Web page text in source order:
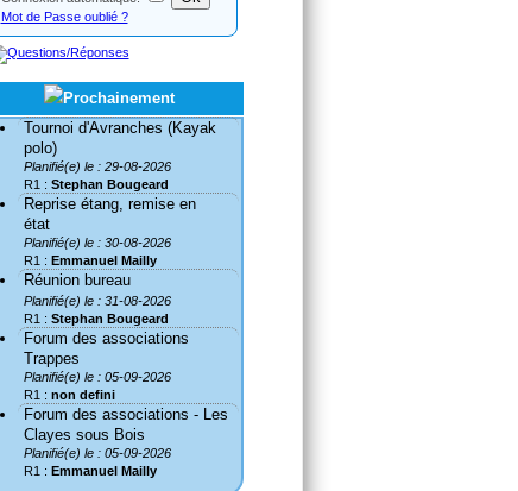
Mot de Passe oublié ?
Tournoi d'Avranches (Kayak
polo)
Planifié(e) le : 29-08-2026
R1 : Stephan Bougeard
Reprise étang, remise en
état
Planifié(e) le : 30-08-2026
R1 : Emmanuel Mailly
Réunion bureau
Planifié(e) le : 31-08-2026
R1 : Stephan Bougeard
Forum des associations
Trappes
Planifié(e) le : 05-09-2026
R1 : non defini
Forum des associations - Les
Clayes sous Bois
Planifié(e) le : 05-09-2026
R1 : Emmanuel Mailly